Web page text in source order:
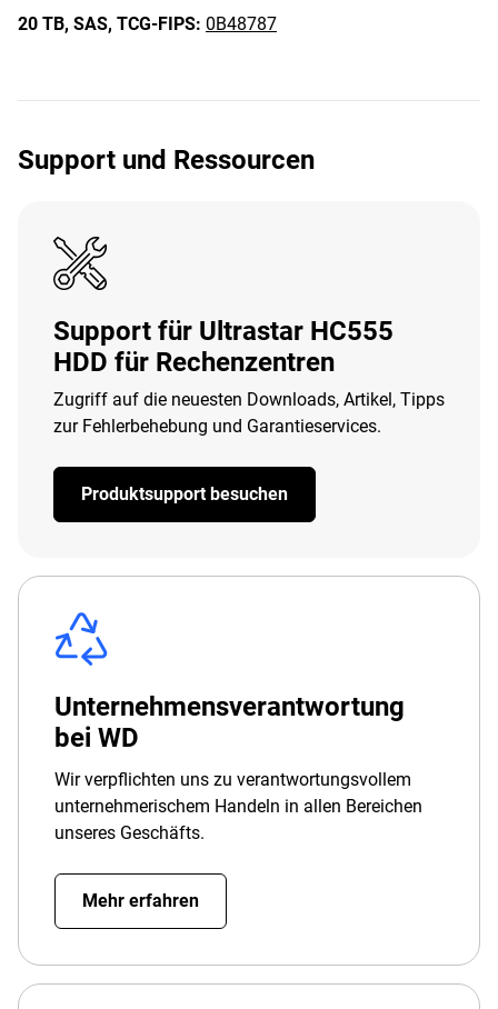
20 TB, SAS, TCG-FIPS: 0B48787
Support und Ressourcen
Support für Ultrastar HC555
HDD für Rechenzentren
Zugriff auf die neuesten Downloads, Artikel, Tipps
zur Fehlerbehebung und Garantieservices.
Produktsupport besuchen
Unternehmensverantwortung
bei WD
Wir verpflichten uns zu verantwortungsvollem
unternehmerischem Handeln in allen Bereichen
unseres Geschäfts.
Mehr erfahren